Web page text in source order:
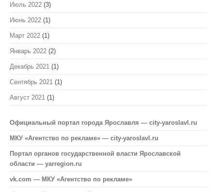
Июль 2022 (3)
Июнь 2022 (1)
Март 2022 (1)
Январь 2022 (2)
Декабрь 2021 (1)
Сентябрь 2021 (1)
Август 2021 (1)
Официальный портал города Ярославля — city-yaroslavl.ru
МКУ «Агентство по рекламе» — city-yaroslavl.ru
Портал органов государственной власти Ярославской
области — yarregion.ru
vk.com — МКУ «Агентство по рекламе»